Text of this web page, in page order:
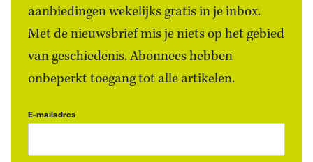
aanbiedingen wekelijks gratis in je inbox.
Met de nieuwsbrief mis je niets op het gebied
van geschiedenis. Abonnees hebben
onbeperkt toegang tot alle artikelen.
E-mailadres